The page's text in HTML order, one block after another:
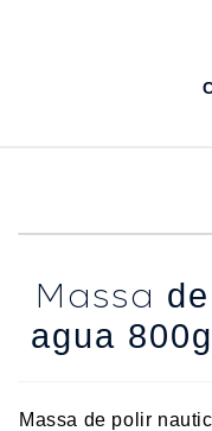
Massa
agua
Massa de polir